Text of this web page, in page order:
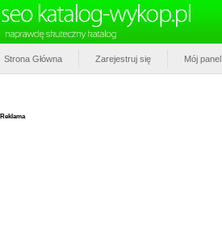
Strona Główna Zarejestruj się Mój panel
Reklama